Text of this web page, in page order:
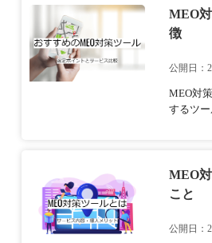
MEO
徴
公開日：
MEO対
するツ
MEO
こと
公開日：